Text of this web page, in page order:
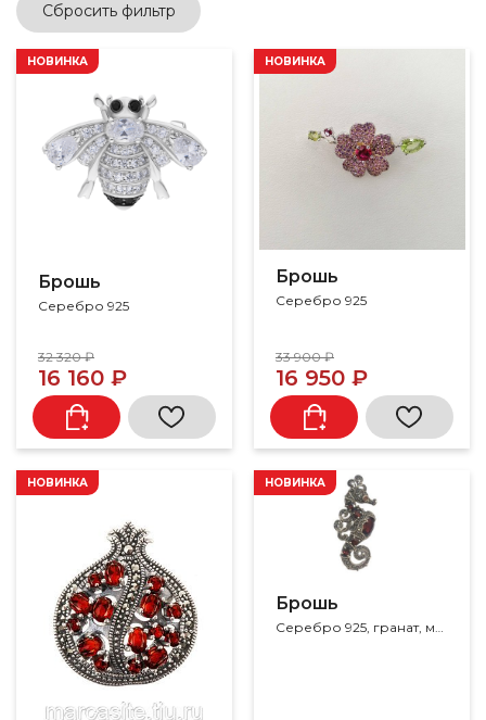
Сбросить фильтр
Брошь
Серебро 925
НОВИНКА
32 320 ₽
16 160 ₽
Брошь
Серебро 925
НОВИНКА
33 900 ₽
16 950 ₽
НОВИНКА
Брошь
НОВИНКА